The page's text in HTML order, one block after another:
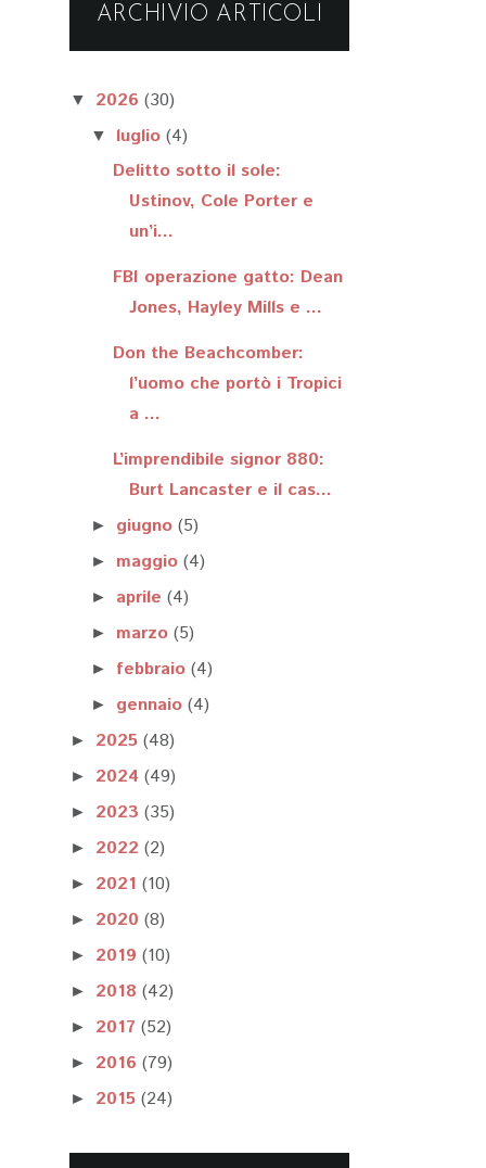
ARCHIVIO ARTICOLI
▼ 2026 (30)
▼ luglio (4)
Delitto sotto il sole:
Ustinov, Cole Porter e
un’i...
FBI operazione gatto: Dean
Jones, Hayley Mills e ...
Don the Beachcomber:
l’uomo che portò i Tropici
a ...
L’imprendibile signor 880:
Burt Lancaster e il cas...
► giugno (5)
► maggio (4)
► aprile (4)
► marzo (5)
► febbraio (4)
► gennaio (4)
► 2025 (48)
► 2024 (49)
► 2023 (35)
► 2022 (2)
► 2021 (10)
► 2020 (8)
► 2019 (10)
► 2018 (42)
► 2017 (52)
► 2016 (79)
► 2015 (24)